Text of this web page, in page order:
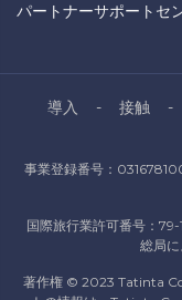
パートナーサポートセ
導入 接触
事業登録番号：
国際旅行業許可番号：
総局
著作権 © 2023 Tatinta